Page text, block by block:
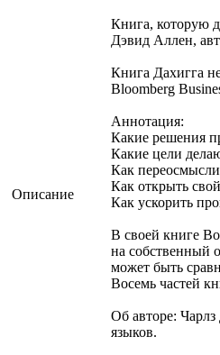
Описание
Книга, которую
Дэвид Аллен,
Книга Дахигга
Bloomberg
Аннотация:
Какие решения
Какие цели
Как
Как открыть
Как ускорить
В своей книге
на собственный
может быть
Восемь частей
Об авторе:
языков.